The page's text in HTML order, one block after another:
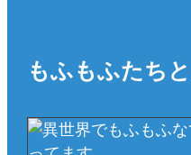
もふもふたち